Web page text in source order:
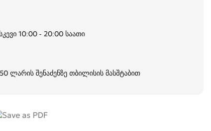
10:00 - 20:00 საათი
ლარის შენაძენზე თბილისის მასშტაბით